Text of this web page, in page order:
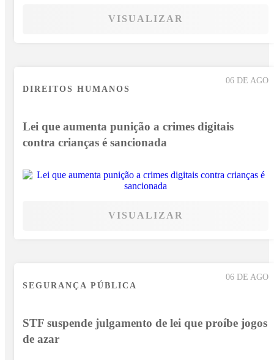
VISUALIZAR
06 DE AGO
DIREITOS HUMANOS
Lei que aumenta punição a crimes digitais
contra crianças é sancionada
VISUALIZAR
06 DE AGO
SEGURANÇA PÚBLICA
STF suspende julgamento de lei que proíbe jogos
de azar